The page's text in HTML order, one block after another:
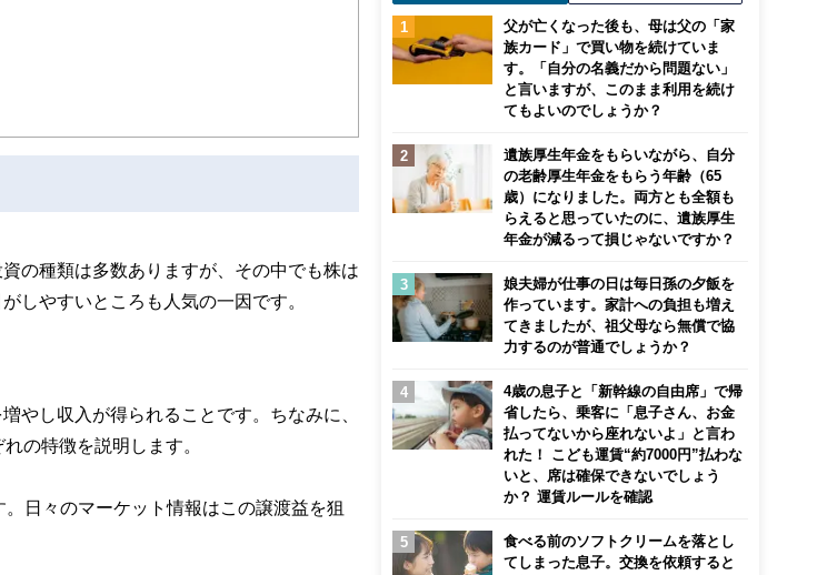
の種類は多数ありますが、その中でも株は
しやすいところも人気の一因です。
やし収入が得られることです。ちなみに、
の特徴を説明します。
日々のマーケット情報はこの譲渡益を狙
父が亡くなった後も、母は父の「家
族カード」で買い物を続けていま
す。「自分の名義だから問題ない」
と言いますが、このまま利用を続け
てもよいのでしょうか？
遺族厚生年金をもらいながら、自分
の老齢厚生年金をもらう年齢（65
歳）になりました。両方とも全額も
らえると思っていたのに、遺族厚生
年金が減るって損じゃないですか？
娘夫婦が仕事の日は毎日孫の夕飯を
作っています。家計への負担も増え
てきましたが、祖父母なら無償で協
力するのが普通でしょうか？
4歳の息子と「新幹線の自由席」で帰
省したら、乗客に「息子さん、お金
払ってないから座れないよ」と言わ
れた！ こども運賃“約7000円”払わな
いと、席は確保できないでしょう
か？ 運賃ルールを確認
食べる前のソフトクリームを落とし
てしまった息子。交換を依頼すると